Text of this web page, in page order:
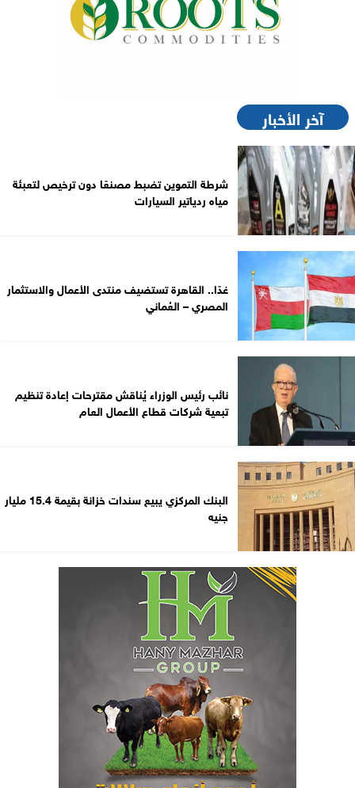
آخر الأخبار
شرطة التموين تضبط مصنعًا دون ترخيص لتعبئة
مياه ردياتير السيارات
غدًا.. القاهرة تستضيف منتدى الأعمال والاستثمار
المصري – العُماني
نائب رئيس الوزراء يُناقش مقترحات إعادة تنظيم
تبعية شركات قطاع الأعمال العام
البنك المركزي يبيع سندات خزانة بقيمة 15.4 مليار
جنيه